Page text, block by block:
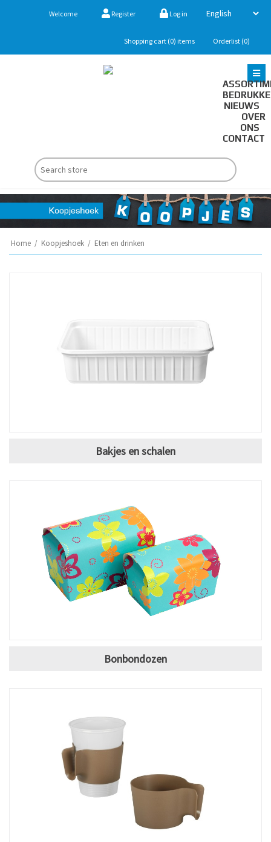
Welcome Register Log in
Shopping cart (0) items Orderlist (0)
NIEUWS
OVER
ONS
CONTACT
Home / Koopjeshoek / Eten en drinken
Bakjes en schalen
Bonbondozen